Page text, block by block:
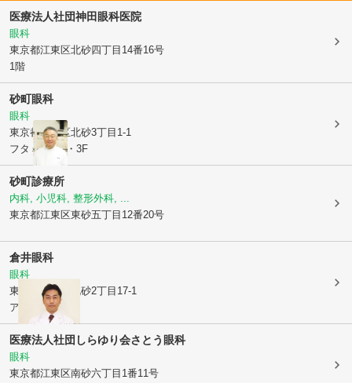
医療法人社団神田眼科医院
眼科
東京都江東区北砂四丁目14番16号
1階
砂町眼科
眼科
東京都江東区北砂3丁目1-1
フタミビル2・3F
砂町診療所
内科, 小児科, 整形外科, ...
東京都江東区東砂五丁目12番20号
倉井眼科
眼科
東京都江東区
北砂2丁目17-1
アリオ北砂2F
医療法人社団しらゆり会さとう眼科
眼科
東京都江東区南砂六丁目1番11号